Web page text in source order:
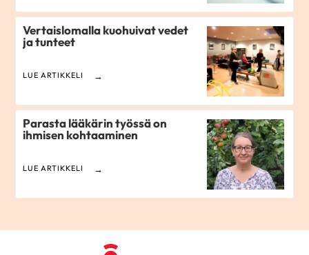
Vertaislomalla kuohuivat vedet
ja tunteet
LUE ARTIKKELI
Parasta lääkärin työssä on
ihmisen kohtaaminen
LUE ARTIKKELI